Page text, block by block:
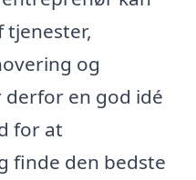
tjenester,
og
en god idé
for at
finde den bedste